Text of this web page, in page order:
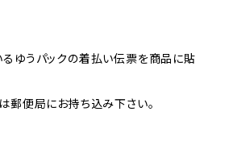
ゆうパックの着払い伝票を商品に貼
郵便局にお持ち込み下さい。